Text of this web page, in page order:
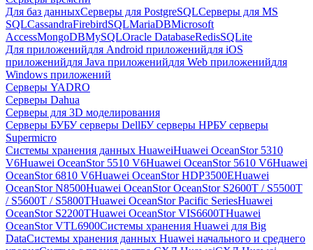
Для баз данныхСерверы для PostgreSQLСерверы для MS
SQLCassandraFirebirdSQLMariaDBMicrosoft
AccessMongoDBMySQLOracle DatabaseRedisSQLite
Для приложенийдля Android приложенийдля iOS
приложенийдля Java приложенийдля Web приложенийдля
Windows приложений
Серверы YADRO
Серверы Dahua
Серверы для 3D моделирования
Серверы БУБУ серверы DellБУ серверы HPБУ серверы
Supermicro
Системы хранения данных HuaweiHuawei OceanStor 5310
V6Huawei OceanStor 5510 V6Huawei OceanStor 5610 V6Huawei
OceanStor 6810 V6Huawei OceanStor HDP3500EHuawei
OceanStor N8500Huawei OceanStor OceanStor S2600T / S5500T
/ S5600T / S5800THuawei OceanStor Pacific SeriesHuawei
OceanStor S2200THuawei OceanStor VIS6600THuawei
OceanStor VTL6900Системы хранения Huawei для Big
DataСистемы хранения данных Huawei начального и среднего